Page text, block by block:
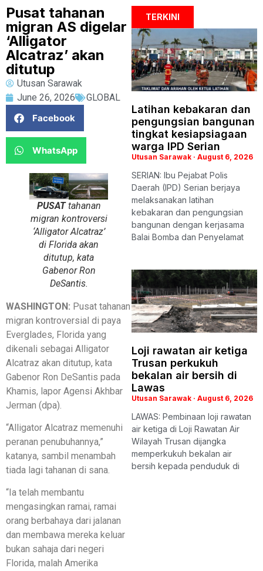
Pusat tahanan
migran AS digelar
‘Alligator
Alcatraz’ akan
ditutup
Utusan Sarawak
June 26, 2026
GLOBAL
Facebook
WhatsApp
PUSATtahanan
migran kontroversi
‘Alligator Alcatraz’
di Florida akan
ditutup, kata
Gabenor Ron
DeSantis.
WASHINGTON: Pusat tahanan
migran kontroversial di paya
Everglades, Florida yang
dikenali sebagai Alligator
Alcatraz akan ditutup, kata
Gabenor Ron DeSantis pada
Khamis, lapor Agensi Akhbar
Jerman (dpa).
“Alligator Alcatraz memenuhi
peranan penubuhannya,”
katanya, sambil menambah
tiada lagi tahanan di sana.
“Ia telah membantu
mengasingkan ramai, ramai
orang berbahaya dari jalanan
dan membawa mereka keluar
bukan sahaja dari negeri
Florida, malah Amerika
TERKINI
Latihan kebakaran dan
pengungsian bangunan
tingkat kesiapsiagaan
warga IPD Serian
Utusan Sarawak August 6, 2026
SERIAN: Ibu Pejabat Polis
Daerah (IPD) Serian berjaya
melaksanakan latihan
kebakaran dan pengungsian
bangunan dengan kerjasama
Balai Bomba dan Penyelamat
Loji rawatan air ketiga
Trusan perkukuh
bekalan air bersih di
Lawas
Utusan Sarawak August 6, 2026
LAWAS: Pembinaan loji rawatan
air ketiga di Loji Rawatan Air
Wilayah Trusan dijangka
memperkukuh bekalan air
bersih kepada penduduk di